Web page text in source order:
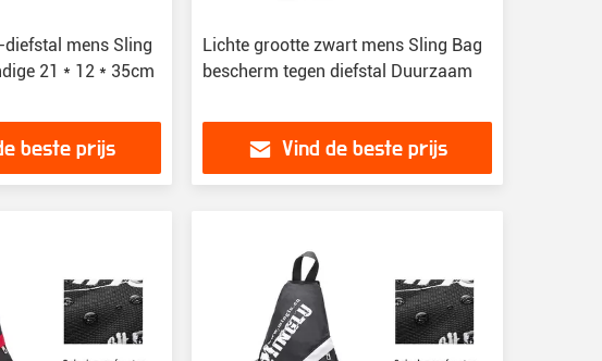
mens Sling
21 * 12 * 35cm
beste prijs
Lichte grootte zwart mens Sling Bag
bescherm tegen diefstal Duurzaam
Vind de beste prijs